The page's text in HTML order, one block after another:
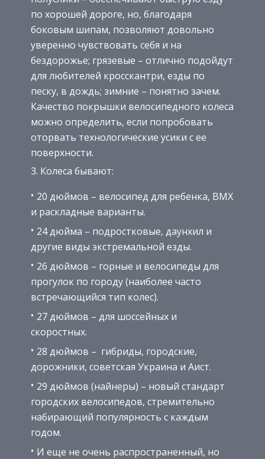
по хорошей дороге, но, благодаря
боковым шипам, позволяют довольно
уверенно чувствовать себя и на
бездорожье; грязевые – отлично подойдут
для любителей кросскантри, езды по
песку, в дождь; зимние – понятно зачем.
Качество покрышки велосипедного колеса
можно определить, если попробовать
оторвать технологические усики с ее
поверхности.
Колеса бывают:
20 дюймов – велосипед для ребенка, BMX
и раскладные варианты.
24 дюйма – подростковые, даунхил и
другие виды экстремальной езды.
26 дюймов – горные и велосипеды для
прогулок по городу (наиболее часто
встречающийся тип колес).
27 дюймов – для шоссейных и
скоростных.
28 дюймов – гибриды, городские,
дорожники, советская Украина и Аист.
29 дюймов (найнеры) – новый стандарт
городских велосипедов, стремительно
набирающий популярность с каждым
годом.
И еще не очень распространенный, но